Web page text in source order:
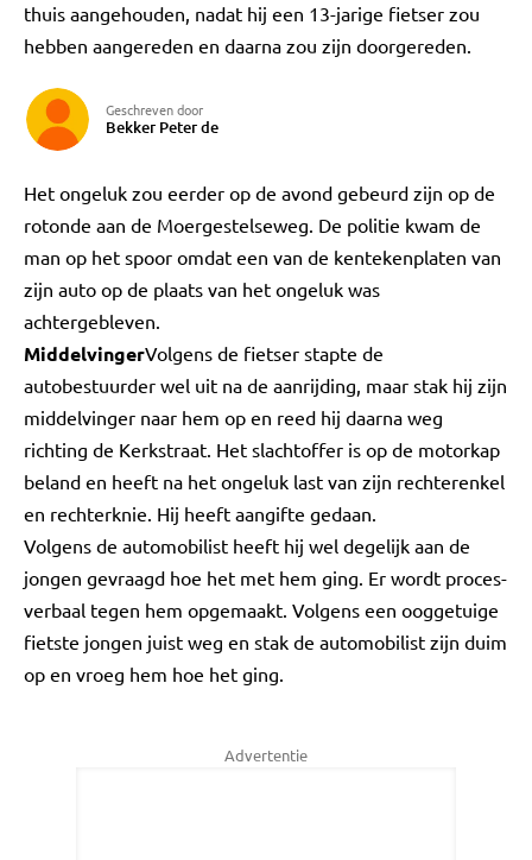
thuis aangehouden, nadat hij een 13-jarige fietser zou
hebben aangereden en daarna zou zijn doorgereden.
Geschreven door
Bekker Peter de
Het ongeluk zou eerder op de avond gebeurd zijn op de
rotonde aan de Moergestelseweg. De politie kwam de
man op het spoor omdat een van de kentekenplaten van
zijn auto op de plaats van het ongeluk was
achtergebleven.
MiddelvingerVolgens de fietser stapte de
autobestuurder wel uit na de aanrijding, maar stak hij zijn
middelvinger naar hem op en reed hij daarna weg
richting de Kerkstraat. Het slachtoffer is op de motorkap
beland en heeft na het ongeluk last van zijn rechterenkel
en rechterknie. Hij heeft aangifte gedaan.
Volgens de automobilist heeft hij wel degelijk aan de
jongen gevraagd hoe het met hem ging. Er wordt proces-
verbaal tegen hem opgemaakt. Volgens een ooggetuige
fietste jongen juist weg en stak de automobilist zijn duim
op en vroeg hem hoe het ging.
Advertentie